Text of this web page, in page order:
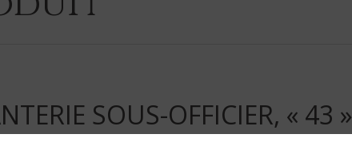
SOUS-OFFICIER, « 43 »